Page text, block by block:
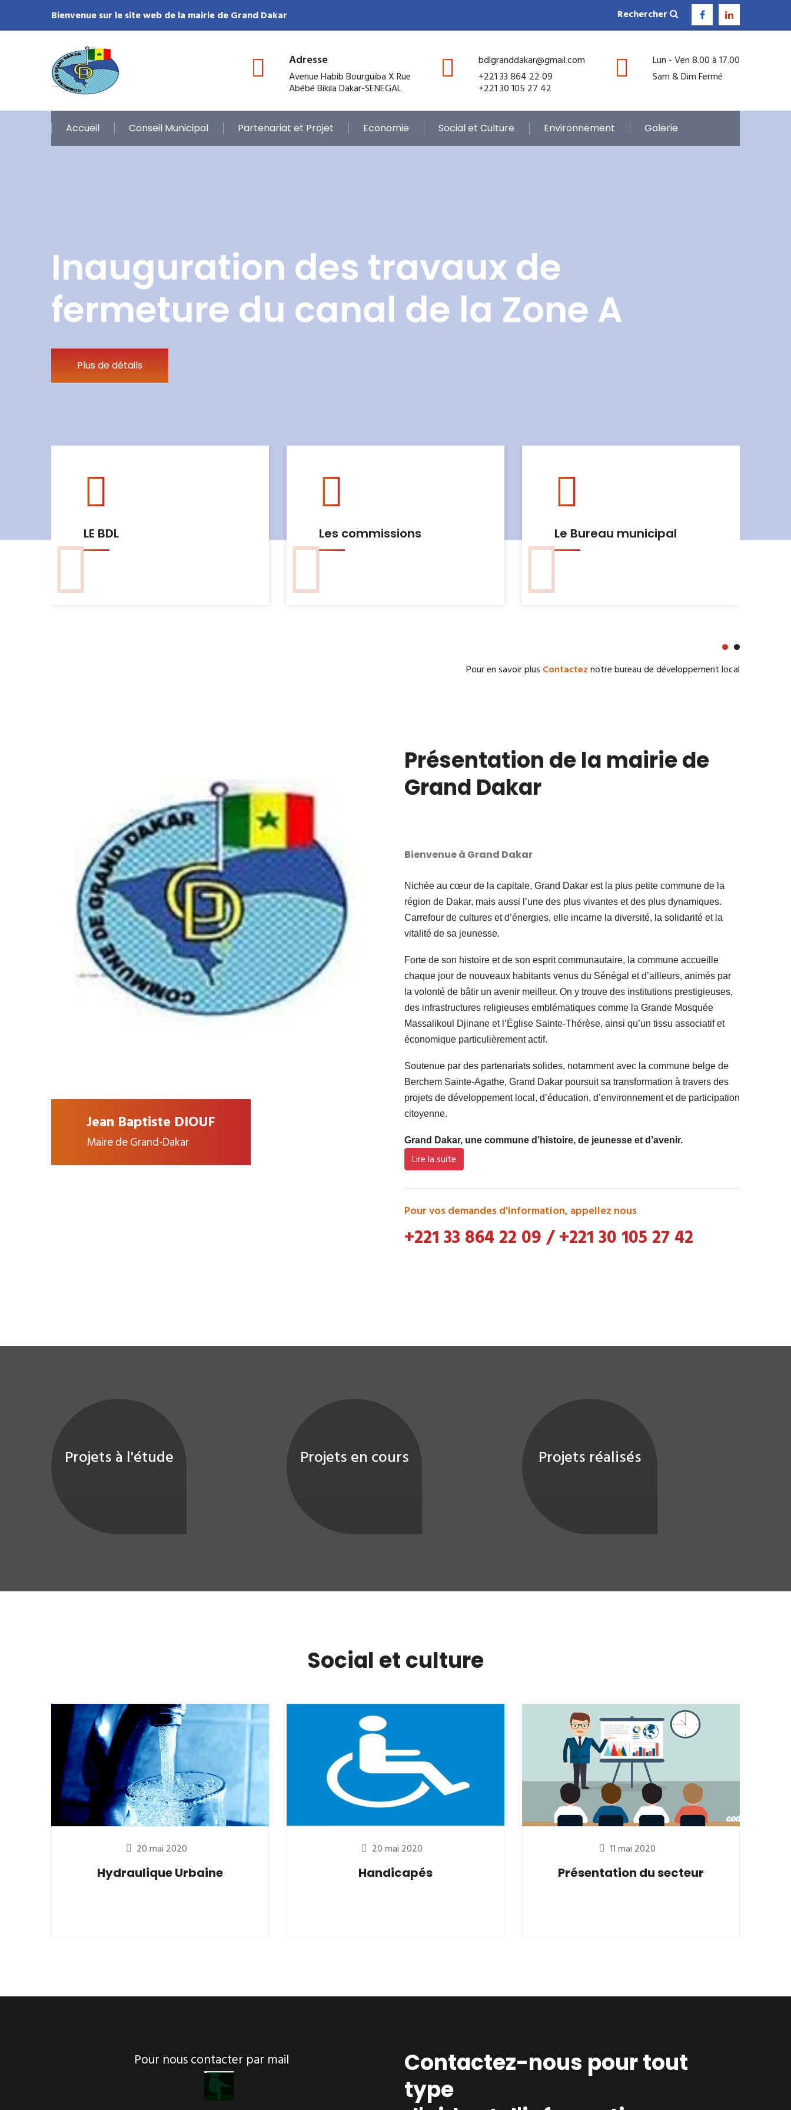
Bienvenue sur le site web de la mairie de Grand Dakar Rechercher
Adresse
Avenue Habib Bourguiba X Rue
Abébé Bikila Dakar-SENEGAL
bdlgranddakar@gmail.com
+221 33 864 22 09
+221 30 105 27 42
Lun - Ven 8.00 à 17.00
Sam & Dim Fermé
Accueil Conseil Municipal Partenariat et Projet Economie Social et Culture Environnement Galerie
Inauguration des travaux de
fermeture du canal de la Zone A
Plus de détails
Les commissions Le Bureau municipal Urbanisme et Habitat
Pour en savoir plus Contacteznotre bureau de développement local
Jean Baptiste DIOUF
Maire de Grand-Dakar
Présentation de la mairie de
Grand Dakar
Bienvenue à Grand Dakar
Nichée au cœur de la capitale, Grand Dakar est la plus petite commune de la
région de Dakar, mais aussi l’une des plus vivantes et des plus dynamiques.
Carrefour de cultures et d’énergies, elle incarne la diversité, la solidarité et la
vitalité de sa jeunesse.
Forte de son histoire et de son esprit communautaire, la commune accueille
chaque jour de nouveaux habitants venus du Sénégal et d’ailleurs, animés par
la volonté de bâtir un avenir meilleur. On y trouve des institutions prestigieuses,
des infrastructures religieuses emblématiques comme la Grande Mosquée
Massalikoul Djinane et l’Église Sainte-Thérèse, ainsi qu’un tissu associatif et
économique particulièrement actif.
Soutenue par des partenariats solides, notamment avec la commune belge de
Berchem Sainte-Agathe, Grand Dakar poursuit sa transformation à travers des
projets de développement local, d’éducation, d’environnement et de participation
citoyenne.
Grand Dakar, une commune d’histoire, de jeunesse et d’avenir.
Lire la suite
Pour vos demandes d'information, appellez nous
+221 33 864 22 09/+221 30 105 27 42
Projets à l'étude Projets en cours Projets réalisés
Social et culture
20 mai 2020
Hydraulique Urbaine
20 mai 2020
Handicapés
11 mai 2020
Présentation du secteur
Pour nous contacter par mail
Contactez-nous pour tout
type